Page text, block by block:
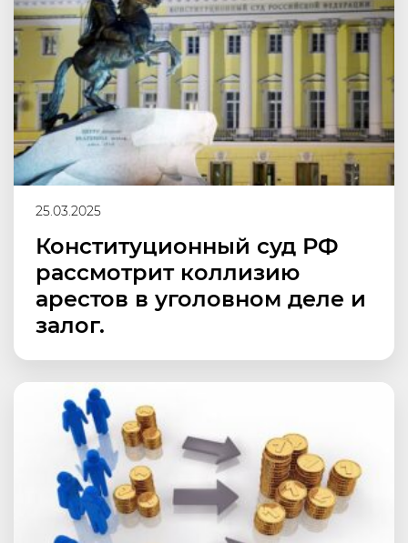
25.03.2025
Конституционный суд РФ
рассмотрит коллизию
арестов в уголовном деле и
залог.